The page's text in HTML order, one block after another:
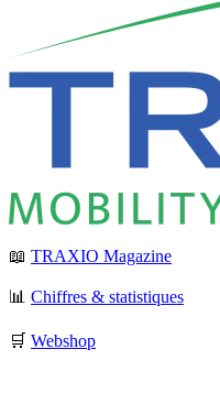
📖 TRAXIO Magazine
📊 Chiffres & statistiques
🛒 Webshop